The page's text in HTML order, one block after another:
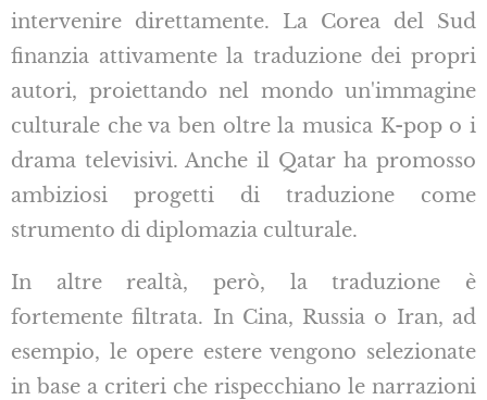
intervenire direttamente. La Corea del Sud
finanzia attivamente la traduzione dei propri
autori, proiettando nel mondo un'immagine
culturale che va ben oltre la musica K-pop o i
drama televisivi. Anche il Qatar ha promosso
ambiziosi progetti di traduzione come
strumento di diplomazia culturale.
In altre realtà, però, la traduzione è
fortemente filtrata. In Cina, Russia o Iran, ad
esempio, le opere estere vengono selezionate
in base a criteri che rispecchiano le narrazioni